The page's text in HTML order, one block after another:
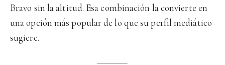
Bravo sin la altitud. Esa combinación la convierte en
una opción más popular de lo que su perfil mediático
sugiere.